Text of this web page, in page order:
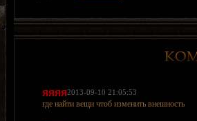
яяяя2013-09-10 21:05:53
где найти вещи чтоб изменить внешность